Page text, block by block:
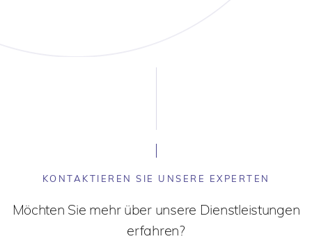
KONTAKTIEREN SIE UNSERE EXPERTEN
Möchten Sie mehr über unsere Dienstleistungen
erfahren?